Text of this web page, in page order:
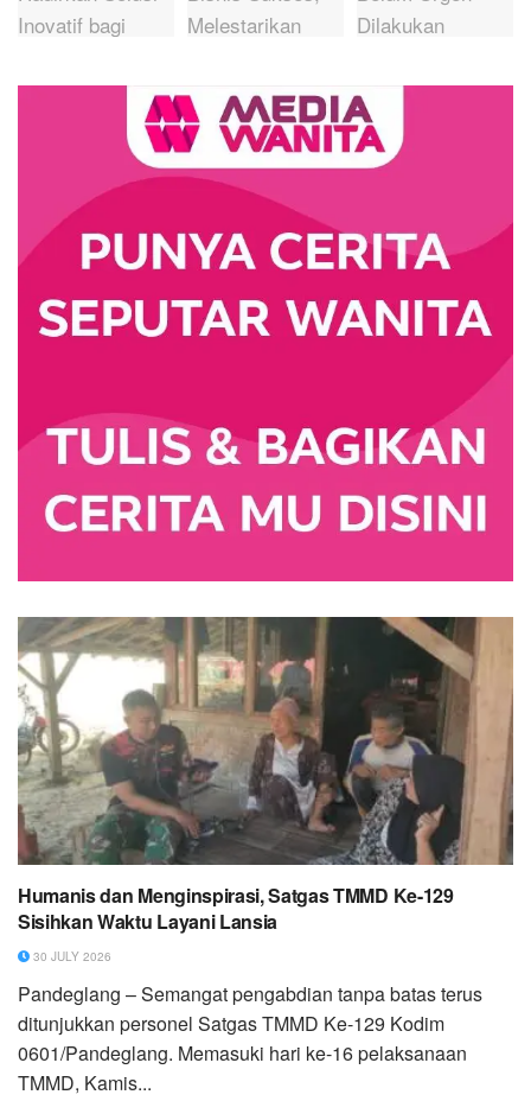
Humanis dan Menginspirasi, Satgas TMMD Ke-129
Sisihkan Waktu Layani Lansia
30 JULY 2026
Pandeglang – Semangat pengabdian tanpa batas terus
ditunjukkan personel Satgas TMMD Ke-129 Kodim
0601/Pandeglang. Memasuki hari ke-16 pelaksanaan
TMMD, Kamis...